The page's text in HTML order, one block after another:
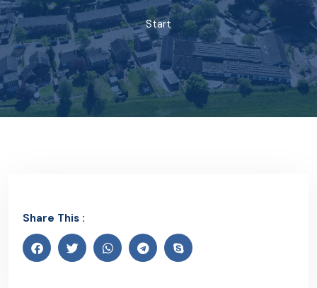
Start
Share This :